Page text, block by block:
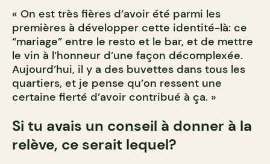
« On est très fières d’avoir été parmi les
premières à développer cette identité-là: ce
“mariage” entre le resto et le bar, et de mettre
le vin à l’honneur d’une façon décomplexée.
Aujourd’hui, il y a des buvettes dans tous les
quartiers, et je pense qu’on ressent une
certaine fierté d’avoir contribué à ça. »
Si tu avais un conseil à donner à la
relève, ce serait lequel?